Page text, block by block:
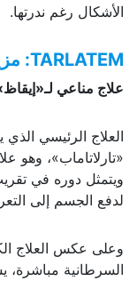
الأشكال رغم ندرتها.
TARLATEM
:
علاج مناعي
العلاج الرئيسي الذي
«تارلاتاماب»، وهو
ويتمثل دوره في
لدفع الجسم إلى
وعلى عكس العلاج
السرطانية مباشرة،